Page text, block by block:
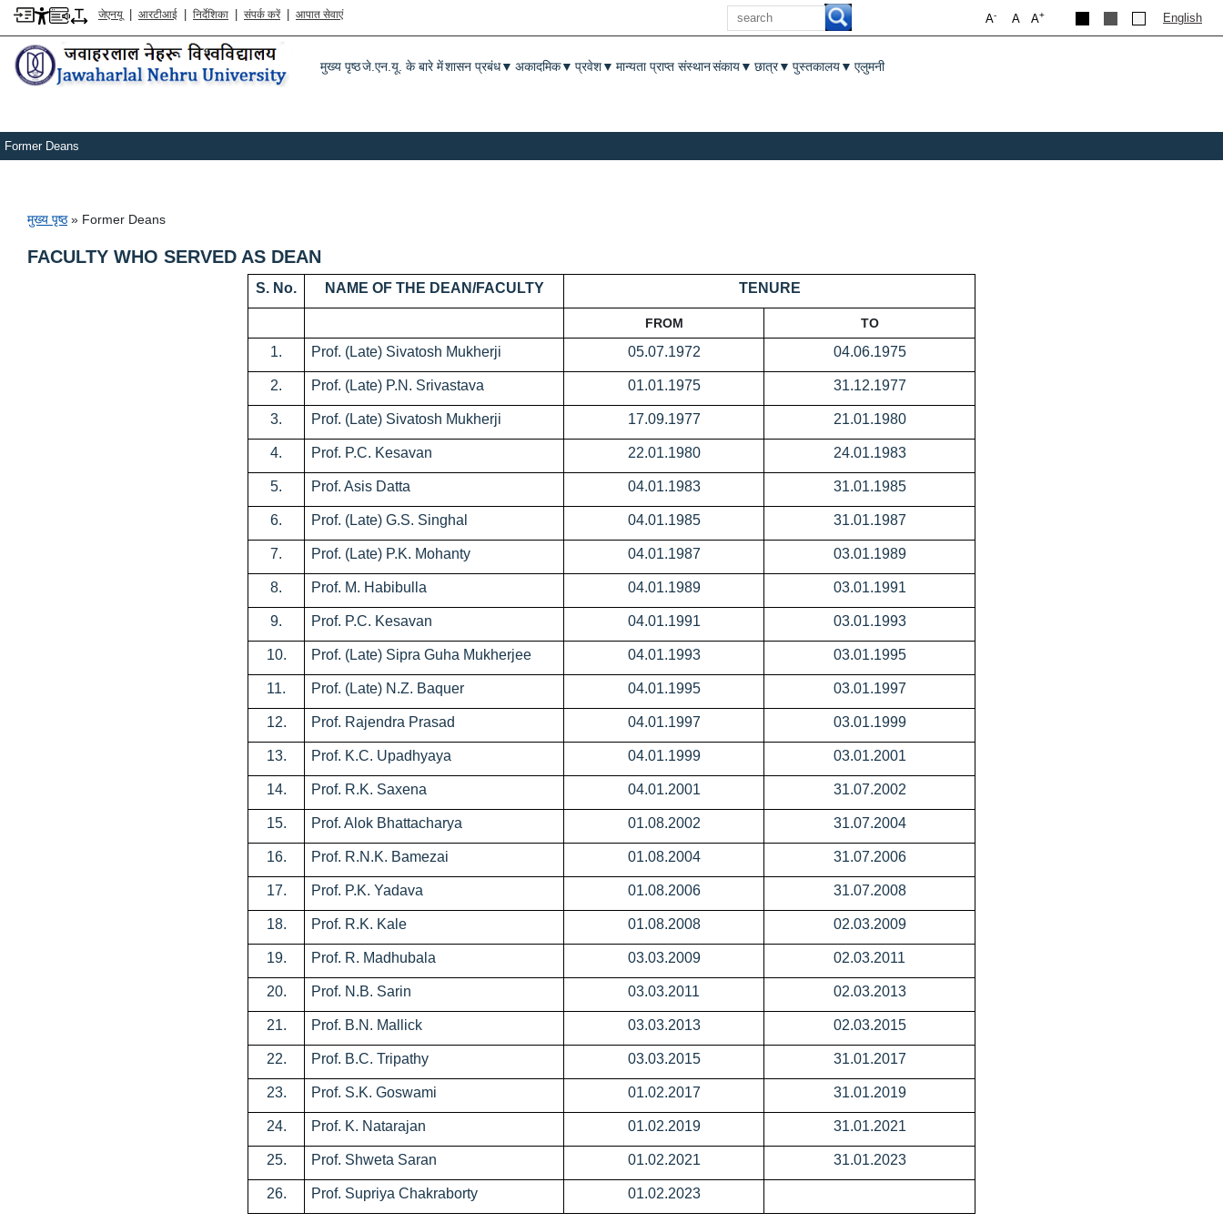
जेएनयू | आरटीआई | निर्देशिका | संपर्क करें | आपात सेवाएं
खोज
A+
A
A- English
Main menu
मुख्य पृष्ठजे.एन.यू. के बारे मेंशासन प्रबंध▼ अकादमिक▼ प्रवेश▼ मान्यता प्राप्त संस्थानसंकाय▼ छात्र▼ पुस्तकालय▼ एलुमनी
Former Deans
पग चिन्ह
मुख्य पृष्ठ Former Deans
FACULTY WHO SERVED AS DEAN
S. No. NAME OF THE DEAN/FACULTY TENURE
FROM TO
1. Prof. (Late) Sivatosh Mukherji 05.07.1972 04.06.1975
2. Prof. (Late) P.N. Srivastava 01.01.1975 31.12.1977
3. Prof. (Late) Sivatosh Mukherji 17.09.1977 21.01.1980
4. Prof. P.C. Kesavan 22.01.1980 24.01.1983
5. Prof. Asis Datta 04.01.1983 31.01.1985
6. Prof. (Late) G.S. Singhal 04.01.1985 31.01.1987
7. Prof. (Late) P.K. Mohanty 04.01.1987 03.01.1989
8. Prof. M. Habibulla 04.01.1989 03.01.1991
9. Prof. P.C. Kesavan 04.01.1991 03.01.1993
10. Prof. (Late) Sipra Guha Mukherjee 04.01.1993 03.01.1995
11. Prof. (Late) N.Z. Baquer 04.01.1995 03.01.1997
12. Prof. Rajendra Prasad 04.01.1997 03.01.1999
13. Prof. K.C. Upadhyaya 04.01.1999 03.01.2001
14. Prof. R.K. Saxena 04.01.2001 31.07.2002
15. Prof. Alok Bhattacharya 01.08.2002 31.07.2004
16. Prof. R.N.K. Bamezai 01.08.2004 31.07.2006
17. Prof. P.K. Yadava 01.08.2006 31.07.2008
18. Prof. R.K. Kale 01.08.2008 02.03.2009
19. Prof. R. Madhubala 03.03.2009 02.03.2011
20. Prof. N.B. Sarin 03.03.2011 02.03.2013
21. Prof. B.N. Mallick 03.03.2013 02.03.2015
22. Prof. B.C. Tripathy 03.03.2015 31.01.2017
23. Prof. S.K. Goswami 01.02.2017 31.01.2019
24. Prof. K. Natarajan 01.02.2019 31.01.2021
25. Prof. Shweta Saran 01.02.2021 31.01.2023
26. Prof. Supriya Chakraborty 01.02.2023